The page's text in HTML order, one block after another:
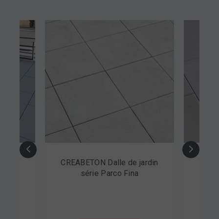
CREABETON Dalle de jardin
série Parco Fina